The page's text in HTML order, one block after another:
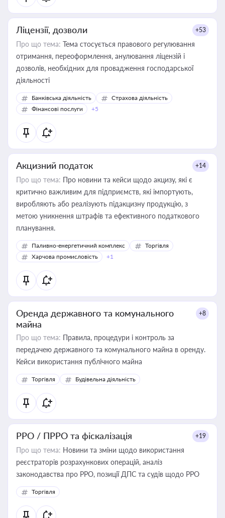
Ліцензії, дозволи +53
Про що тема: Тема стосується правового регулювання
отримання, переоформлення, анулювання ліцензій і
дозволів, необхідних для провадження господарської
діяльності
Банківська діяльність
Страхова діяльність
Фінансові послуги
+5
Акцизний податок +14
Про що тема: Про новини та кейси щодо акцизу, які є
критично важливим для підприємств, які імпортують,
виробляють або реалізують підакцизну продукцію, з
метою уникнення штрафів та ефективного податкового
планування.
Паливно-енергетичний комплекс
Торгівля
Харчова промисловість
+1
Оренда державного та комунального
майна
+8
Про що тема: Правила, процедури і контроль за
передачею державного та комунального майна в оренду.
Кейси використання публічного майна
Торгівля Будівельна діяльність
РРО / ПРРО та фіскалізація +19
Про що тема: Новини та зміни щодо використання
реєстраторів розрахункових операцій, аналіз
законодавства про РРО, позиції ДПС та судів щодо РРО
Торгівля